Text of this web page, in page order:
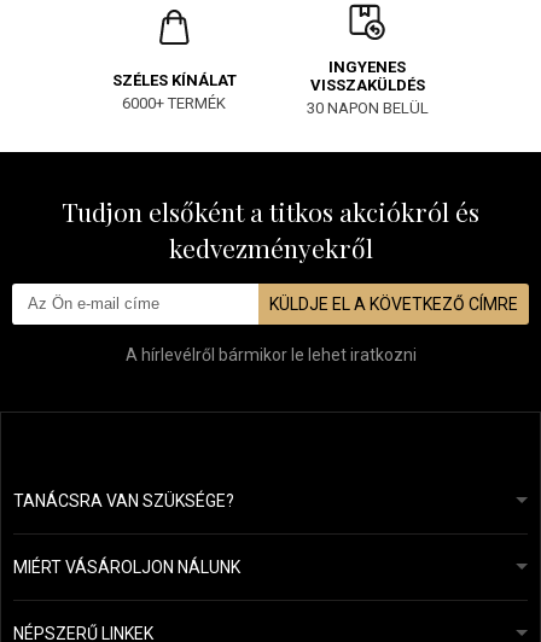
SZÉLES KÍNÁLAT
6000+ TERMÉK
INGYENES
VISSZAKÜLDÉS
30 NAPON BELÜL
Tudjon elsőként a titkos akciókról és
kedvezményekről
KÜLDJE EL A KÖVETKEZŐ CÍMRE
A hírlevélről bármikor le lehet iratkozni
TANÁCSRA VAN SZÜKSÉGE?info@mapeja.hu
24 órán belül válaszolunk.
MIÉRT VÁSÁROLJON NÁLUNK
Általános szerződési feltételek (ÁSZF)
Személyes adatok védelme
Fizetési és szállítási áttekintés
NÉPSZERŰ LINKEK
A mi történetünk